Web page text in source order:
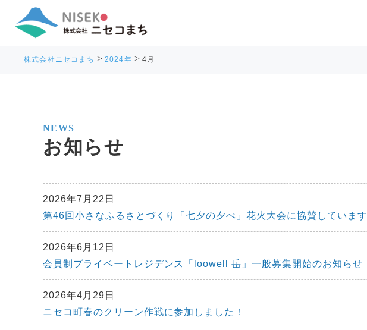
株式会社ニセコまち > 2024年 > 4月
NEWS
お知らせ
2026年7月22日
第46回小さなふるさとづくり「七夕の夕べ」花火大会に協賛しています
2026年6月12日
会員制プライベートレジデンス「loowell 岳」一般募集開始のお知らせ
2026年4月29日
ニセコ町春のクリーン作戦に参加しました！